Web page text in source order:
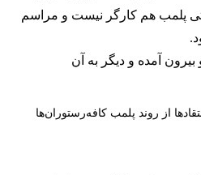
پلمب هم کارگر نیست و مراسم
بیرون آمده و دیگر به آن
از روند پلمب کافه‌رستوران‌ها